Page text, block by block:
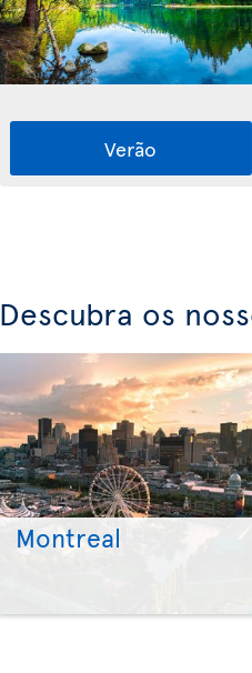
Verão
Descubra os
Montreal